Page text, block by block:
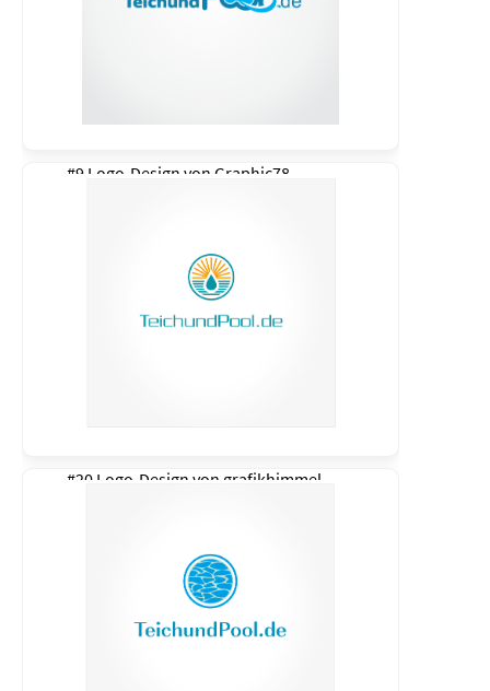
#9 Logo-Design von Graphic78
#20 Logo-Design von grafikhimmel